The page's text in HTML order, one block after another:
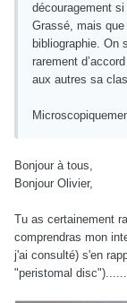
découragement
Grassé, mais que
bibliographie. On
rarement
aux autres sa
Bonjour à tous,
Bonjour Olivier,
Tu as certainement
comprendras mon
j'ai consulté) s'en
"peristomal